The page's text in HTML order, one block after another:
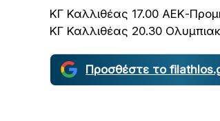
ΚΓ Καλλιθέας 17.00 ΑΕΚ-
ΚΓ Καλλιθέας 20.30
Προσθέστε το